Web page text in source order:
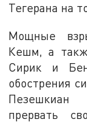
Тегерана на
Мощные
Кешм, а
Сирик и
обострения
прервать